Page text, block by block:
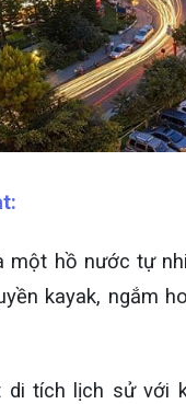
một hồ nước tự
kayak, ngắm
di tích lịch sử với